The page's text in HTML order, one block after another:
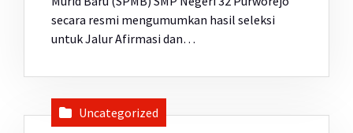
secara resmi mengumumkan hasil seleksi
untuk Jalur Afirmasi dan…
Uncategorized